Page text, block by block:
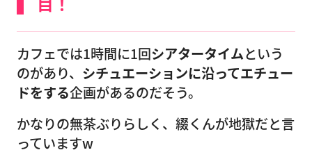
カフェでは1時間に1回シアタータイムという
のがあり、 シチュエーションに沿ってエチュー
ドをする企画があるのだそう。
かなりの無茶ぶりらしく、綴くんが地獄だと言
っていますw